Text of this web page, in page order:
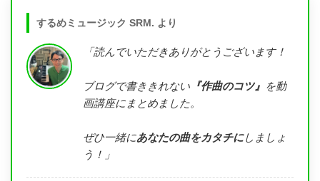
するめミュージック SRM. より
「読んでいただきありがとうございます！
ブログで書ききれない 『作曲のコツ』 を動
画講座にまとめました。
ぜひ一緒にあなたの曲をカタチにしましょ
う！」